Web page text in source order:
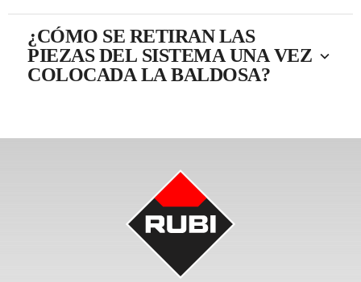
¿CÓMO SE RETIRAN LAS
PIEZAS DEL SISTEMA UNA VEZ
COLOCADA LA BALDOSA?